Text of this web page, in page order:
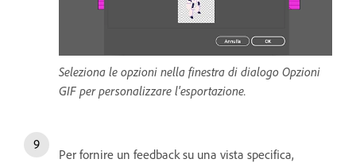
Seleziona le opzioni nella finestra di dialogo Opzioni
GIF per personalizzare l'esportazione.
Per fornire un feedback su una vista specifica,